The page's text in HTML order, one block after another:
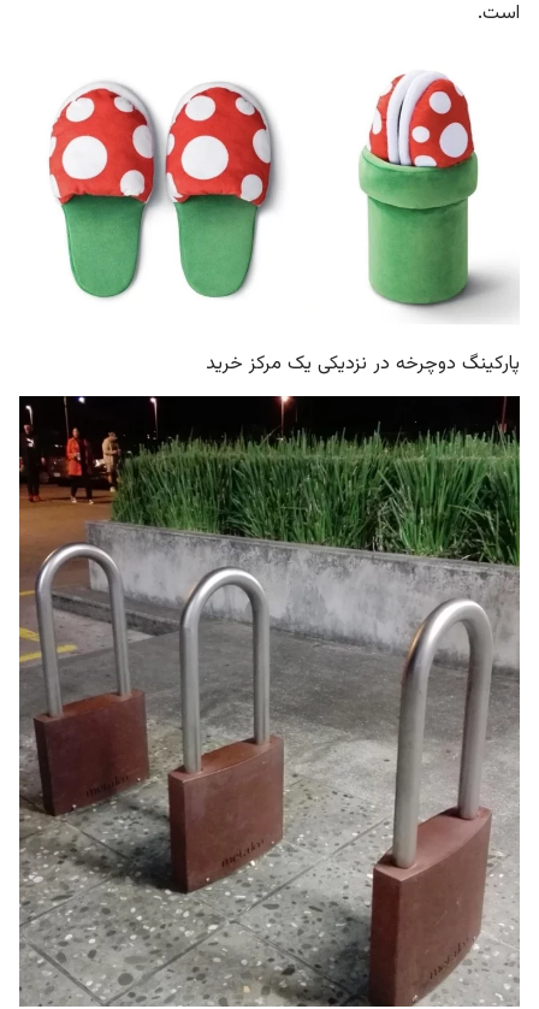
است.
پارکینگ دوچرخه در نزدیکی یک مرکز خرید